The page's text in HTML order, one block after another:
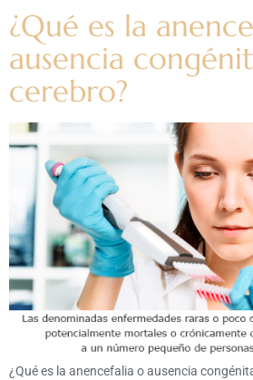
¿Qué es la
ausencia
cerebro?
¿Qué es la anencefalia o ausencia